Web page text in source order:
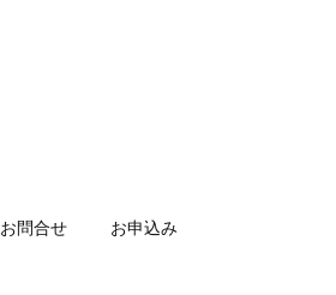
お問合せ お申込み